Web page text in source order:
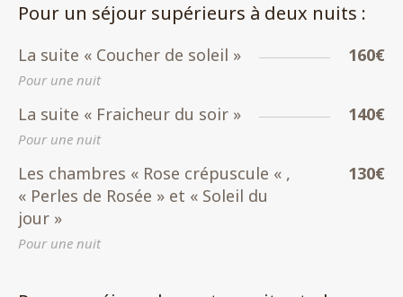
Pour un séjour supérieurs à deux nuits :
160€
La suite « Coucher de soleil »
Pour une nuit
140€
La suite « Fraicheur du soir »
Pour une nuit
130€
Les chambres « Rose crépuscule « ,
« Perles de Rosée » et « Soleil du
jour »
Pour une nuit